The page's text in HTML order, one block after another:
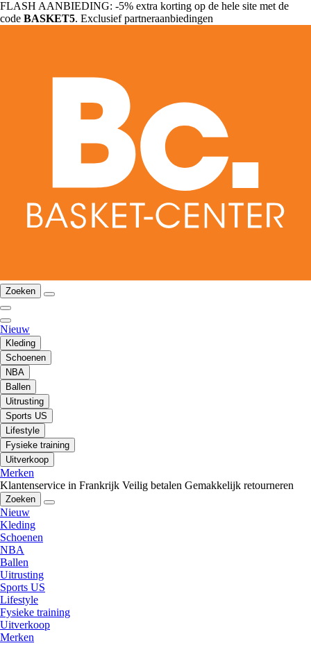
FLASH AANBIEDING: -5% extra korting op de hele site met de
code BASKET5. Exclusief partneraanbiedingen
Zoeken
Nieuw
Kleding
Schoenen
NBA
Ballen
Uitrusting
Sports US
Lifestyle
Fysieke training
Uitverkoop
Merken
Klantenservice in Frankrijk Veilig betalen Gemakkelijk retourneren
Zoeken
Nieuw
Kleding
Schoenen
NBA
Ballen
Uitrusting
Sports US
Lifestyle
Fysieke training
Uitverkoop
Merken